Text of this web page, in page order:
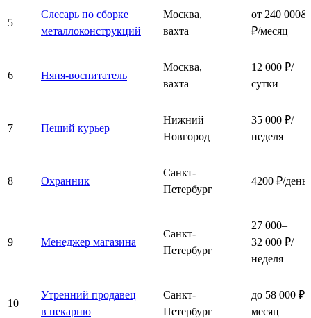
5
Слесарь по сборке
металлоконструкций
Москва,
вахта
от 240 000&
₽/месяц
6 Няня-воспитатель
Москва,
вахта
12 000 ₽/
сутки
7 Пеший курьер
Нижний
Новгород
35 000 ₽/
неделя
8 Охранник
Санкт-
Петербург
4200 ₽/день
9 Менеджер магазина
Санкт-
Петербург
27 000–
32 000 ₽/
неделя
10
Утренний продавец
в пекарню
Санкт-
Петербург
до 58 000 ₽/
месяц